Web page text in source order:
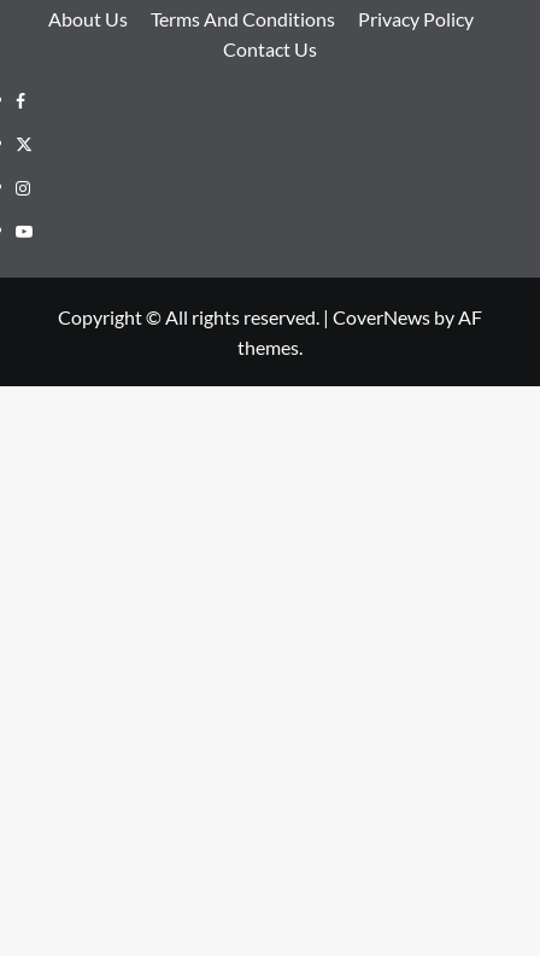
About Us Terms And Conditions
Privacy Policy
Contact Us
Facebook
Twitter
Instagram
Youtube
Copyright © All rights reserved. | CoverNews by AF
themes.